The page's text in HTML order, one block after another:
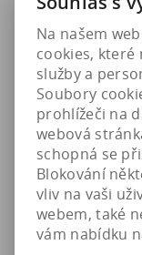
Malé mořské
možností a
tvorbu hustého
plošné
investici času a
srovnání s
jednoduchých
prostoru v
biotopy korálů. K
péčí o malá
udržování
pokušení
Na našem
cookies, které
služby a
Soubory
prohlížeči na
webová
schopná se
Blokování
vliv na vaši
webem, také
vám nabídku